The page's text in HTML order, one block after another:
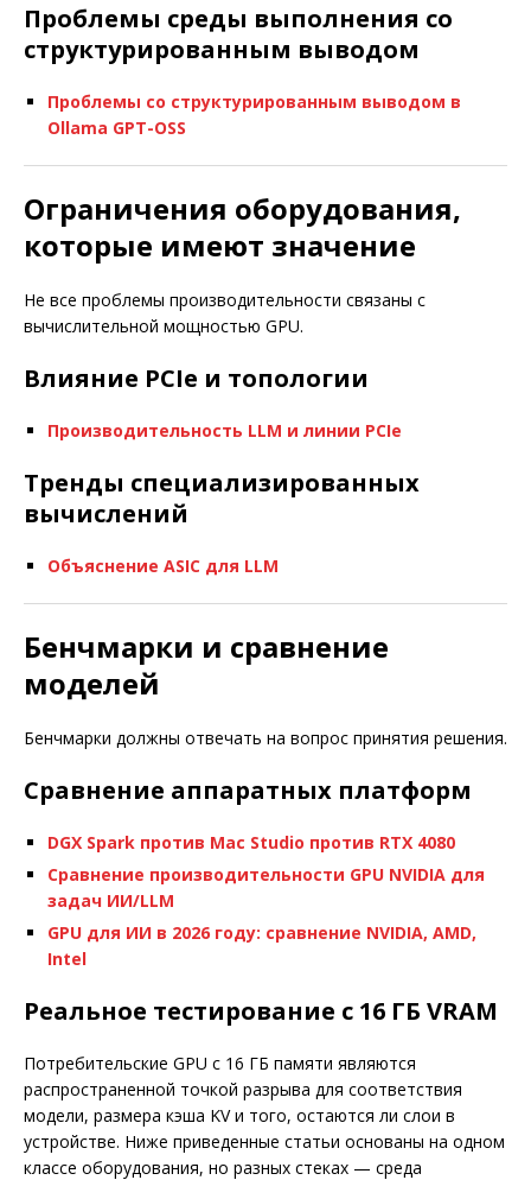
Проблемы среды выполнения со
структурированным выводом
Проблемы со структурированным выводом в
Ollama GPT-OSS
Ограничения оборудования,
которые имеют значение
Не все проблемы производительности связаны с
вычислительной мощностью GPU.
Влияние PCIe и топологии
Производительность LLM и линии PCIe
Тренды специализированных
вычислений
Объяснение ASIC для LLM
Бенчмарки и сравнение
моделей
Бенчмарки должны отвечать на вопрос принятия решения.
Сравнение аппаратных платформ
DGX Spark против Mac Studio против RTX 4080
Сравнение производительности GPU NVIDIA для
задач ИИ/LLM
GPU для ИИ в 2026 году: сравнение NVIDIA, AMD,
Intel
Реальное тестирование с 16 ГБ VRAM
Потребительские GPU с 16 ГБ памяти являются
распространенной точкой разрыва для соответствия
модели, размера кэша KV и того, остаются ли слои в
устройстве. Ниже приведенные статьи основаны на одном
классе оборудования, но разных стеках — среда